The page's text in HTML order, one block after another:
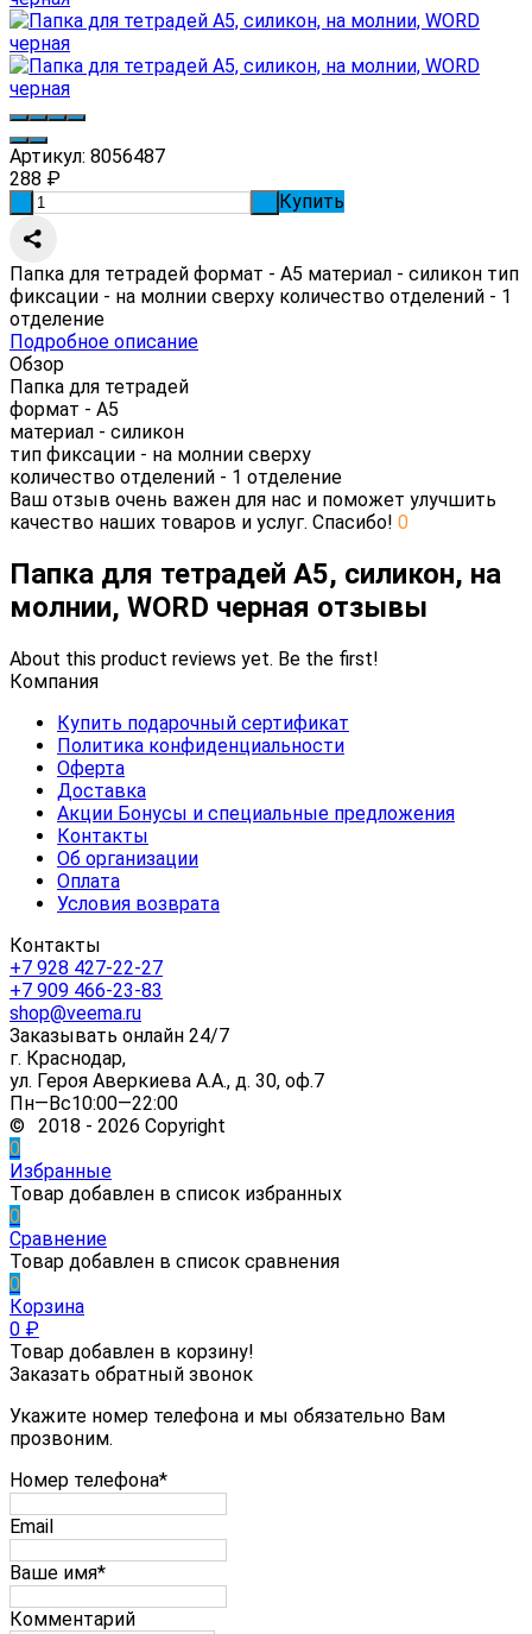
Артикул: 8056487
288 ₽
Купить
Папка для тетрадей формат - А5 материал - силикон тип
фиксации - на молнии сверху количество отделений - 1
отделение
Подробное описание
Обзор
Папка для тетрадей
формат - А5
материал - силикон
тип фиксации - на молнии сверху
количество отделений - 1 отделение
Ваш отзыв очень важен для нас и поможет улучшить
качество наших товаров и услуг. Спасибо! 0
Папка для тетрадей А5, силикон, на
молнии, WORD черная отзывы
About this product reviews yet. Be the first!
Компания
Купить подарочный сертификат
Политика конфиденциальности
Оферта
Доставка
Акции Бонусы и специальные предложения
Контакты
Об организации
Оплата
Условия возврата
Контакты
+7 928 427-22-27
+7 909 466-23-83
shop@veema.ru
Заказывать онлайн 24/7
г. Краснодар,
ул. Героя Аверкиева А.А., д. 30, оф.7
Пн—Вс10:00—22:00
© 2018 - 2026 Copyright
0
Избранные
Товар добавлен в список избранных
0
Сравнение
Товар добавлен в список сравнения
0
Корзина
0 ₽
Товар добавлен в корзину!
Заказать обратный звонок
Укажите номер телефона и мы обязательно Вам
прозвоним.
Номер телефона*
Email
Ваше имя*
Комментарий